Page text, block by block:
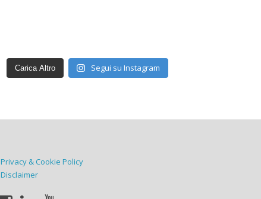
Carica Altro Segui su Instagram
Privacy & Cookie Policy
Disclaimer